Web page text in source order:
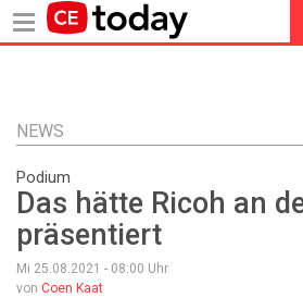
Inhalt
NEWS
Podium
Das hätte Ricoh an
präsentiert
Mi 25.08.2021 - 08:00 Uhr
von Coen Kaat